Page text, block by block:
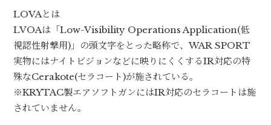
LOVAとは
LVOAは「Low-Visibility Operations Application(低
視認性射撃用)」の頭文字をとった略称で、WAR SPORT
実物にはナイトビジョンなどに映りにくくするIR対応の特
殊なCerakote(セラコート)が施されている。
※KRYTAC製エアソフトガンにはIR対応のセラコートは施
されていません。